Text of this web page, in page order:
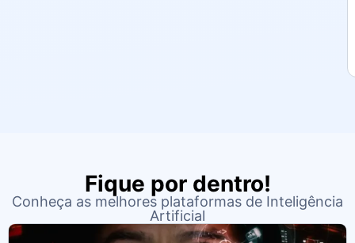
Fique por dentro!
Conheça as melhores plataformas de Inteligência
Artificial